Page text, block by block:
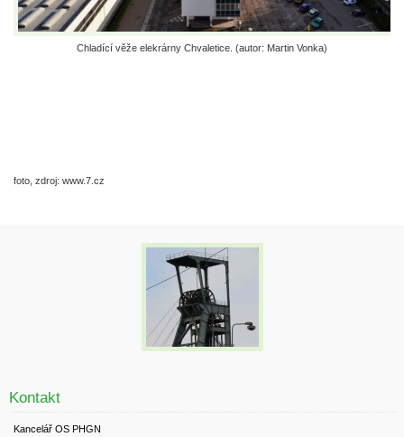
Chladící věže elekrárny Chvaletice. (autor: Martin Vonka)
foto, zdroj: www.7.cz
Kontakt
Kancelář OS PHGN